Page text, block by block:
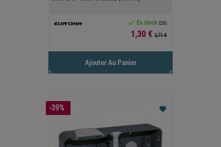
 En stock (20)
Prix
1,30 € 2,71 €
Ajouter Au Panier
favorite
-39%